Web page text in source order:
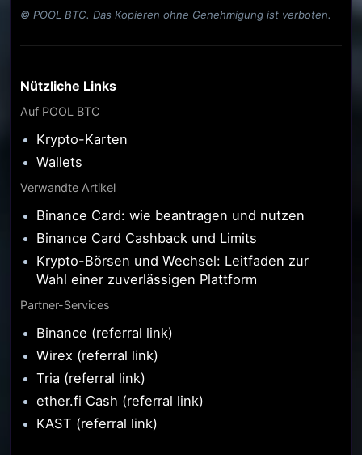
© POOL BTC. Das Kopieren ohne Genehmigung ist verboten.
Nützliche Links
Auf POOL BTC
Krypto-Karten
Wallets
Verwandte Artikel
Binance Card: wie beantragen und nutzen
Binance Card Cashback und Limits
Krypto-Börsen und Wechsel: Leitfaden zur
Wahl einer zuverlässigen Plattform
Partner-Services
Binance (referral link)
Wirex (referral link)
Tria (referral link)
ether.fi Cash (referral link)
KAST (referral link)